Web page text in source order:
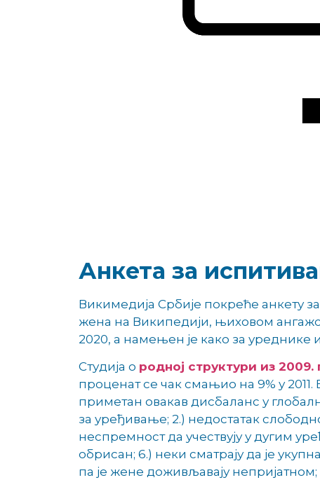
Анкета за
Викимедија Србије покреће анкету
жена на Википедији, њиховом
2020, а намењен је како за уреднике
Студија о родној структури из 2009.
проценат се чак смањио на 9% у
приметан овакав дисбаланс у
за уређивање; 2.) недостатак
неспремност да учествују у дугим
обрисан; 6.) неки сматрају да је
па је жене доживљавају